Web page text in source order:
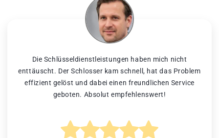
Die Schlüsseldienstleistungen haben mich nicht
enttäuscht. Der Schlosser kam schnell, hat das Problem
effizient gelöst und dabei einen freundlichen Service
geboten. Absolut empfehlenswert!